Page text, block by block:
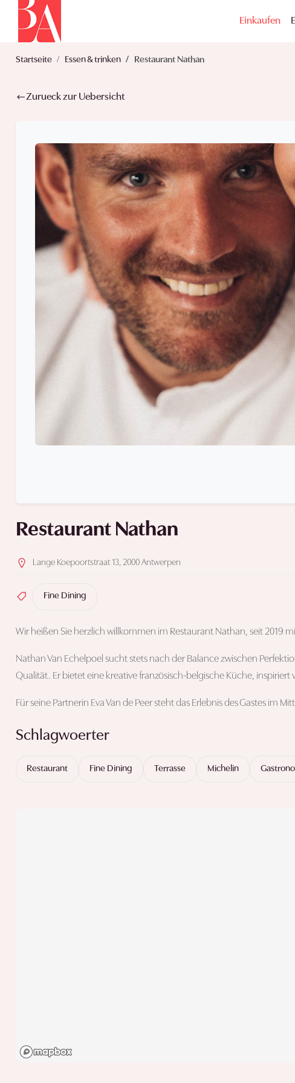
Einkaufen
Startseite Essen & trinken Restaurant Nathan
Zurueck zur Uebersicht
Restaurant Nathan
Lange Koepoortstraat 13, 2000 Antwerpen
Fine Dining
Wir heißen Sie herzlich willkommen im Restaurant Nathan, seit 2019
Nathan Van Echelpoel sucht stets nach der Balance zwischen
Qualität. Er bietet eine kreative französisch-belgische Küche, inspiriert
Für seine Partnerin Eva Van de Peer steht das Erlebnis des Gastes im
Schlagwoerter
Restaurant Fine Dining Terrasse Michelin